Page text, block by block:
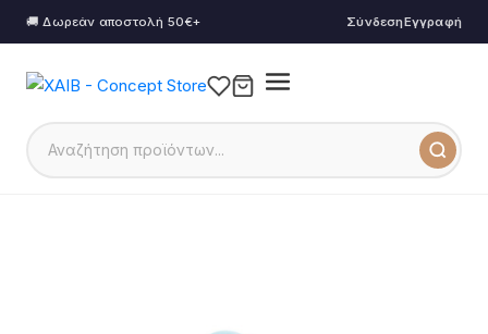
🚚 Δωρεάν αποστολή 50€+ ΣύνδεσηΕγγραφή